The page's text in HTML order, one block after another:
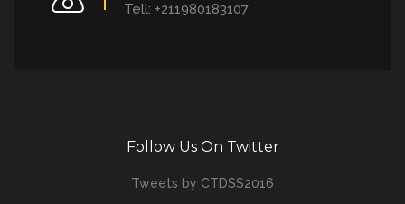
Tell: +211980183107
Follow Us On Twitter
Tweets by CTDSS2016